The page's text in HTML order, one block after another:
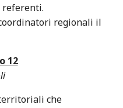
referenti.
regionali il
12
che